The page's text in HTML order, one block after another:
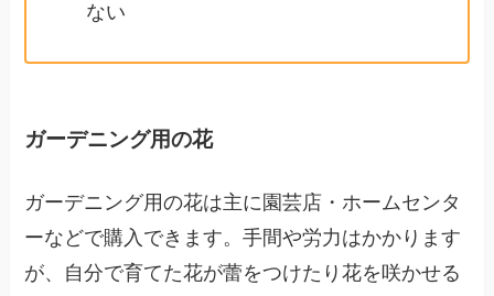
ない
ガーデニング用の花
ガーデニング用の花は主に園芸店・ホームセンタ
ーなどで購入できます。手間や労力はかかります
が、自分で育てた花が蕾をつけたり花を咲かせる